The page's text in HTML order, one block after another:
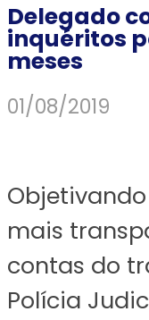
Delegado
inquéritos
meses
01/08/2019
mais
contas do
Polícia